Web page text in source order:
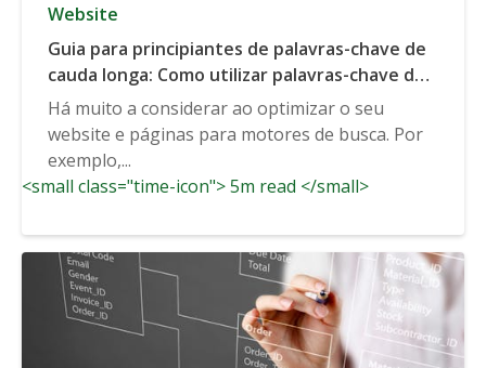
Website
Guia para principiantes de palavras-chave de
cauda longa: Como utilizar palavras-chave de
cauda longa para SEO
Há muito a considerar ao optimizar o seu
website e páginas para motores de busca. Por
exemplo,...
<small class="time-icon"> 5m read </small>